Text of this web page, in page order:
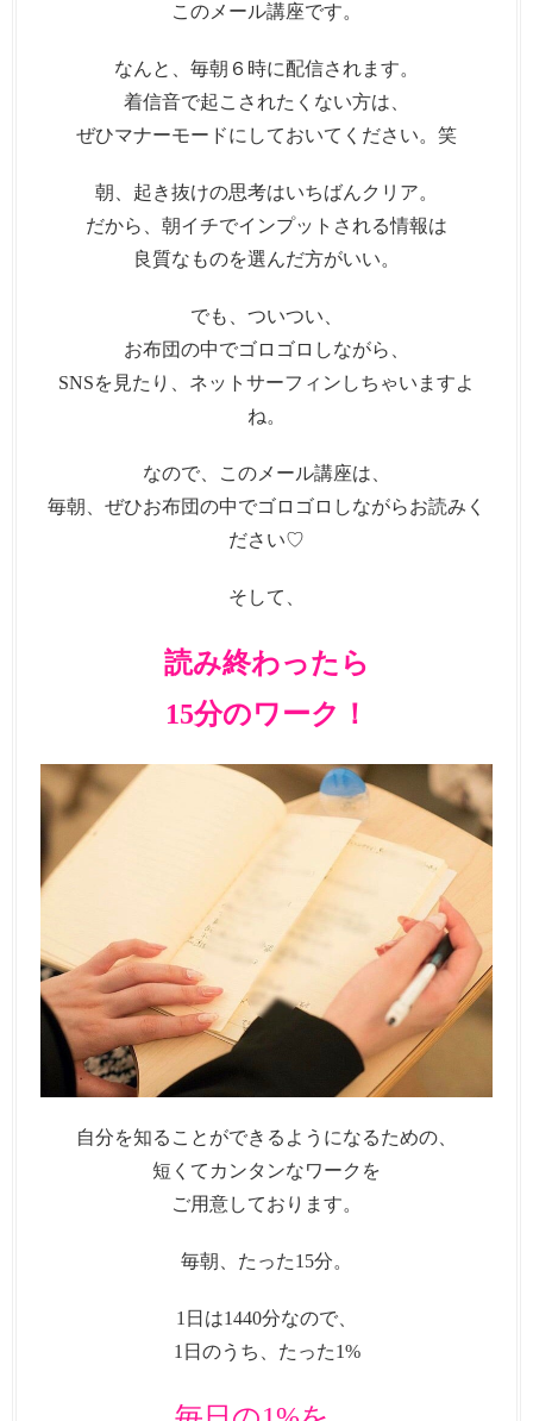
このメール講座です。
なんと、毎朝６時に配信されます。
着信音で起こされたくない方は、
ぜひマナーモードにしておいてください。笑
朝、起き抜けの思考はいちばんクリア。
だから、朝イチでインプットされる情報は
良質なものを選んだ方がいい。
でも、ついつい、
お布団の中でゴロゴロしながら、
SNSを見たり、ネットサーフィンしちゃいますよ
ね。
なので、このメール講座は、
毎朝、ぜひお布団の中でゴロゴロしながらお読みく
ださい♡
そして、
読み終わったら
15分のワーク！
自分を知ることができるようになるための、
短くてカンタンなワークを
ご用意しております。
毎朝、たった15分。
1日は1440分なので、
1日のうち、たった1%